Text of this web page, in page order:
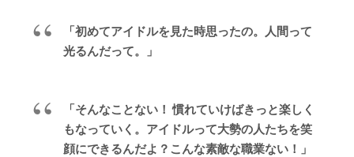
「初めてアイドルを見た時思ったの。人間って
光るんだって。」
「そんなことない！ 慣れていけばきっと楽しく
もなっていく。アイドルって大勢の人たちを笑
顔にできるんだよ？こんな素敵な職業ない！」